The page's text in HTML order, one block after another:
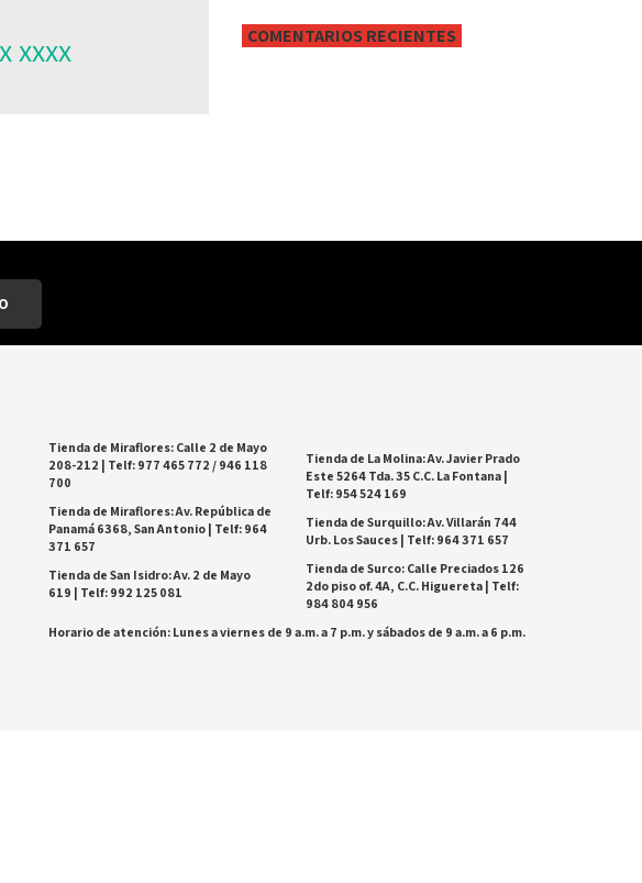
xxxx COMENTARIOS RECIENTES
Tienda de Miraflores: Calle 2 de Mayo
208-212 | Telf: 977 465 772 / 946 118
700
Tienda de Miraflores: Av. República de
Panamá 6368, San Antonio | Telf: 964
371 657
Tienda de San Isidro: Av. 2 de Mayo
619 | Telf: 992 125 081
Tienda de La Molina: Av. Javier Prado
Este 5264 Tda. 35 C.C. La Fontana |
Telf: 954 524 169
Tienda de Surquillo: Av. Villarán 744
Urb. Los Sauces | Telf: 964 371 657
Tienda de Surco: Calle Preciados 126
2do piso of. 4A, C.C. Higuereta | Telf:
984 804 956
Horario de atención: Lunes a viernes de 9 a.m. a 7 p.m. y sábados de 9 a.m. a 6 p.m.